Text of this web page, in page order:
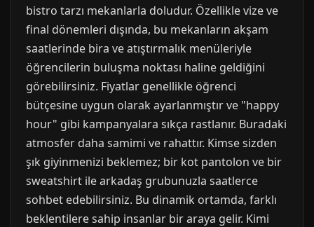
bistro tarzı mekanlarla doludur. Özellikle vize ve
final dönemleri dışında, bu mekanların akşam
saatlerinde bira ve atıştırmalık menüleriyle
öğrencilerin buluşma noktası haline geldiğini
görebilirsiniz. Fiyatlar genellikle öğrenci
bütçesine uygun olarak ayarlanmıştır ve "happy
hour" gibi kampanyalara sıkça rastlanır. Buradaki
atmosfer daha samimi ve rahattır. Kimse sizden
şık giyinmenizi beklemez; bir kot pantolon ve bir
sweatshirt ile arkadaş grubunuzla saatlerce
sohbet edebilirsiniz. Bu dinamik ortamda, farklı
beklentilere sahip insanlar bir araya gelir. Kimi